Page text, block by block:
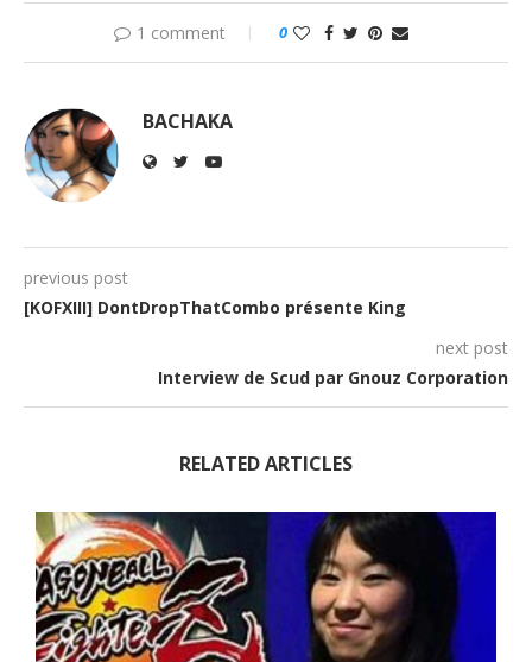
1 comment 0
BACHAKA
previous post
[KOFXIII] DontDropThatCombo présente King
next post
Interview de Scud par Gnouz Corporation
RELATED ARTICLES